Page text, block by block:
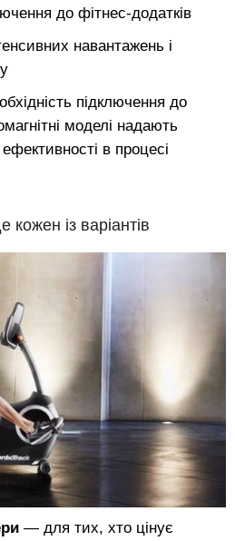
до фітнес-додатків
навантажень і
підключення до
моделі надають
в процесі
кожен із варіантів
— для тих, хто цінує